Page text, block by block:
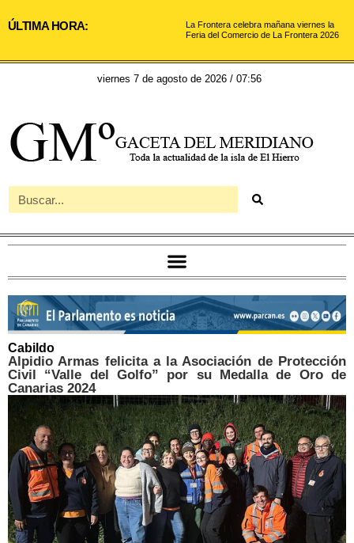
ÚLTIMA HORA:
La Frontera celebra mañana viernes la
Feria del Comercio de La Frontera 2026
viernes 7 de agosto de 2026 / 07:56
Cabildo
Alpidio Armas felicita a la Asociación de Protección
Civil “Valle del Golfo” por su Medalla de Oro de
Canarias 2024